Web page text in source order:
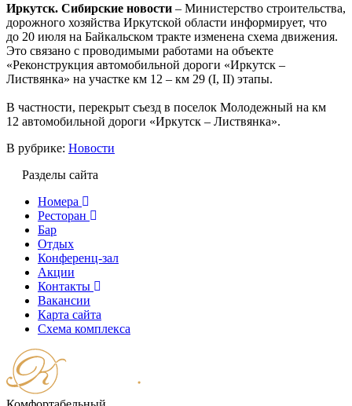
Иркутск. Сибирские новости – Министерство строительства,
дорожного хозяйства Иркутской области информирует, что
до 20 июля на Байкальском тракте изменена схема движения.
Это связано с проводимыми работами на объекте
«Реконструкция автомобильной дороги «Иркутск –
Листвянка» на участке км 12 – км 29 (I, II) этапы.
В частности, перекрыт съезд в поселок Молодежный на км
12 автомобильной дороги «Иркутск – Листвянка».
В рубрике: Новости
Разделы сайта
Номера
Ресторан
Бар
Отдых
Конференц-зал
Акции
Контакты
Вакансии
Карта сайта
Cхема комплекса